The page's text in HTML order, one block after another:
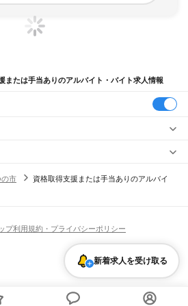
または手当ありのアルバイト・バイト求人情報
川西市小野市三田市加西市丹波篠山市
たつの市川辺郡多可郡加古郡
須磨駅 塩屋駅
東加古川駅 加古川駅宝殿駅曽根駅
フ
バー（BAR）・バーテンダー
飲食店（店長・マネージャー）
テレアポ） ルートセールス
髪型・髪色自由
留学生・外国人活躍中
たは手当あり 資格取得支援
しで ok
の市
資格取得支援または手当ありのアルバイ
新着求人を受け取る
プ利用規約・プライバシーポリシー